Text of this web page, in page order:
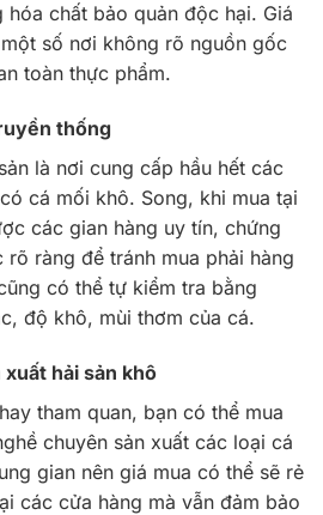
chất bảo quản độc hại. Giá
số nơi không rõ nguồn gốc
toàn thực phẩm.
thống
là nơi cung cấp hầu hết các
cá mối khô. Song, khi mua tại
các gian hàng uy tín, chứng
ràng để tránh mua phải hàng
có thể tự kiểm tra bằng
độ khô, mùi thơm của cá.
hải sản khô
tham quan, bạn có thể mua
chuyên sản xuất các loại cá
gian nên giá mua có thể sẽ rẻ
các cửa hàng mà vẫn đảm bảo